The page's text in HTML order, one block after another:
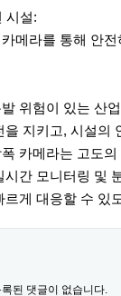
시설:
메라를 통해 안
위험이 있는 산
지키고, 시설의
카메라는 고도
간 모니터링 및
게 대응할 수 있
록된 댓글이 없습니다.